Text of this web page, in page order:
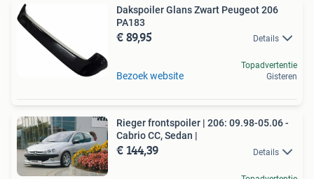
Dakspoiler Glans Zwart Peugeot 206
PA183
€ 89,95 Details
Bezoek website
Topadvertentie
Gisteren
Rieger frontspoiler | 206: 09.98-05.06 -
Cabrio CC, Sedan |
€ 144,39 Details